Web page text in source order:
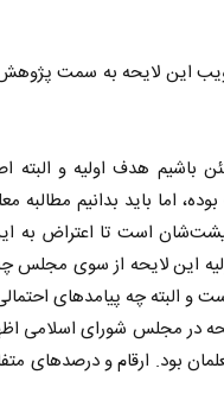
این لایحه به سمت
باشیم هدف اولیه و البته
اما باید بدانیم مطالبه
معیشت‌شان است تا اعتراض به
این لایحه از سوی مجلس
البته چه پیامد‌های
در مجلس شورای اسلامی
بود. ارقام و درصد‌های